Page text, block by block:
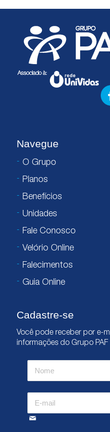
Navegue
O Grupo
Planos
Benefícios
Unidades
Fale Conosco
Velório Online
Falecimentos
Guia Online
Cadastre-se
Você pode receber por e-
informações do Grupo PAF